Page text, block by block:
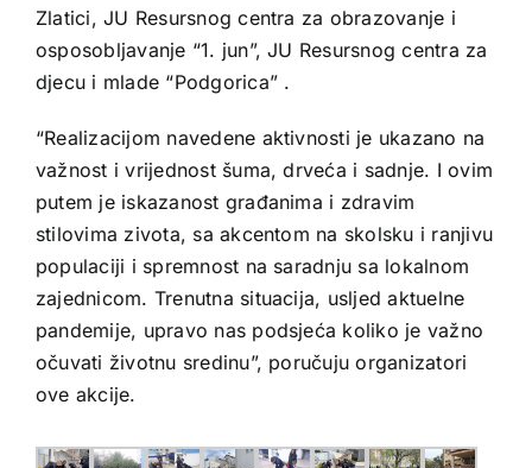
Zlatici, JU Resursnog centra za obrazovanje i
osposobljavanje “1. jun”, JU Resursnog centra za
djecu i mlade “Podgorica” .
“Realizacijom navedene aktivnosti je ukazano na
važnost i vrijednost šuma, drveća i sadnje. I ovim
putem je iskazanost građanima i zdravim
stilovima zivota, sa akcentom na skolsku i ranjivu
populaciji i spremnost na saradnju sa lokalnom
zajednicom. Trenutna situacija, usljed aktuelne
pandemije, upravo nas podsjeća koliko je važno
očuvati životnu sredinu”, poručuju organizatori
ove akcije.